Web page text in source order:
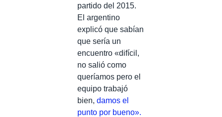
partido del 2015.
El argentino
explicó que sabían
que sería un
encuentro «difícil,
no salió como
queríamos pero el
equipo trabajó
bien, damos el
punto por bueno».